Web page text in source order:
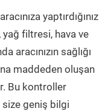
yaptırdığınız
filtresi, hava ve
aracınızın sağlığı
maddeden oluşan
Bu kontroller
size geniş bilgi